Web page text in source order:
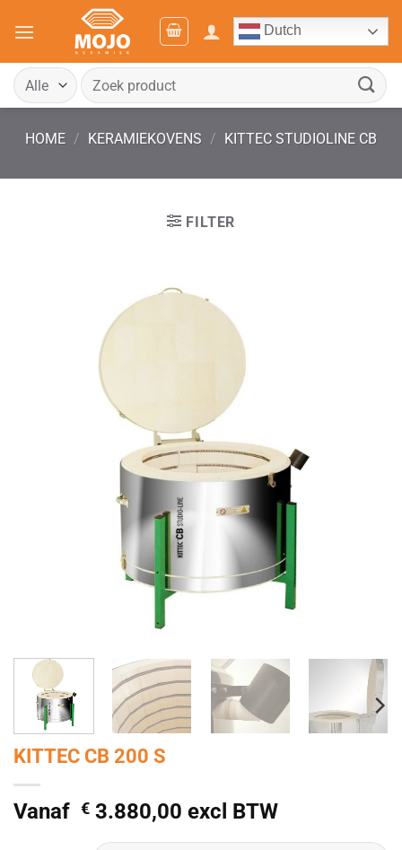
naar
Dutch
Zoeken
naar:
HOME / KERAMIEKOVENS / KITTEC STUDIOLINE CB
FILTER
KITTEC CB 200 S
Vanaf € 3.880,00 excl BTW